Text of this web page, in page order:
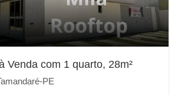
Venda com 1 quarto, 28m²
PE